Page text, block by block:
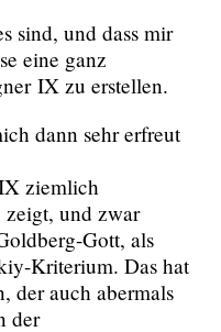
sind, und dass mir
eine ganz
IX zu erstellen.
dann sehr erfreut
ziemlich
zeigt, und zwar
Gott, als
Kriterium. Das hat
der auch abermals
der